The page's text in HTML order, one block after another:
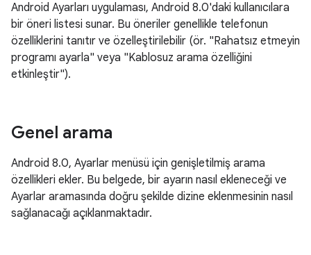
Android Ayarları uygulaması, Android 8.0'daki kullanıcılara
bir öneri listesi sunar. Bu öneriler genellikle telefonun
özelliklerini tanıtır ve özelleştirilebilir (ör. "Rahatsız etmeyin
programı ayarla" veya "Kablosuz arama özelliğini
etkinleştir").
Genel arama
Android 8.0, Ayarlar menüsü için genişletilmiş arama
özellikleri ekler. Bu belgede, bir ayarın nasıl ekleneceği ve
Ayarlar aramasında doğru şekilde dizine eklenmesinin nasıl
sağlanacağı açıklanmaktadır.